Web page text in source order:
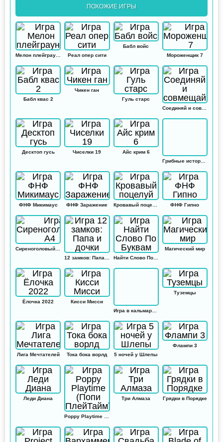
ПОХОЖИЕ ИГРЫ
Реал опер сити
Бабл войс
Мороженщик 7
Бабл квас 2
Чикен ган
Гуль старс
Соединяй и совмещай
Десктоп гусь Чиселки 19
Айс крим 6
Грибные истории: Кликер
ФНФ Микимаус ФНФ Заражение Кровавый поцелуй ФНФ Гипно
Найти Слово По Буквам
Магический мир
Ёлочка 2022
Кисси Мисси
Игра в кальмара: Амонг ас
Туземцы
Лига Мечтателей Тока бока ворлд 5 ночей у Шлепы
Флампи 3
Леди Диана Три Алмаза Грядки в Порядке